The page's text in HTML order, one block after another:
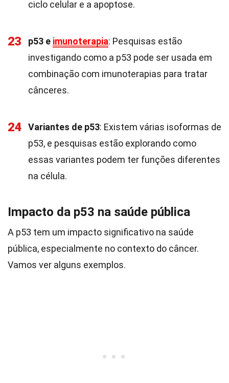
ciclo celular e a apoptose.
23 p53 e imunoterapia: Pesquisas estão
investigando como a p53 pode ser usada em
combinação com imunoterapias para tratar
cânceres.
24 Variantes de p53: Existem várias isoformas de
p53, e pesquisas estão explorando como
essas variantes podem ter funções diferentes
na célula.
Impacto da p53 na saúde pública
A p53 tem um impacto significativo na saúde
pública, especialmente no contexto do câncer.
Vamos ver alguns exemplos.